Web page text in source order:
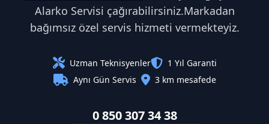
Alarko Servisi çağırabilirsiniz.Markadan
bağımsız özel servis hizmeti vermekteyiz.
Uzman Teknisyenler
1 Yıl Garanti
Aynı Gün Servis
3 km mesafede
0 850 307 34 38